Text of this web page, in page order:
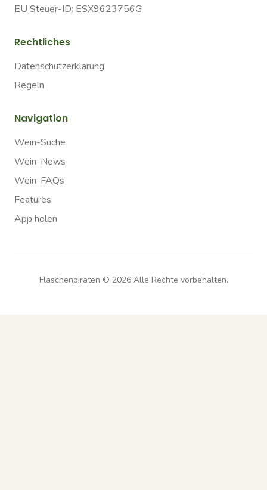
EU Steuer-ID: ESX9623756G
Rechtliches
Datenschutzerklärung
Regeln
Navigation
Wein-Suche
Wein-News
Wein-FAQs
Features
App holen
Flaschenpiraten © 2026Alle Rechte vorbehalten.